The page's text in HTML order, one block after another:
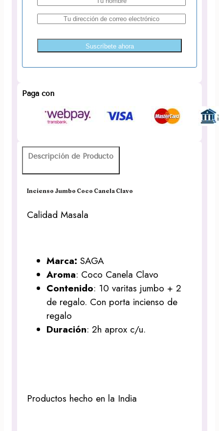
Suscríbete ahora
Paga con
Descripción de Producto
Incienso Jumbo Coco Canela Clavo
Calidad Masala
Marca: SAGA
Aroma: Coco Canela Clavo
Contenido: 10 varitas jumbo + 2
de regalo. Con porta incienso de
regalo
Duración: 2h aprox c/u.
Productos hecho en la India